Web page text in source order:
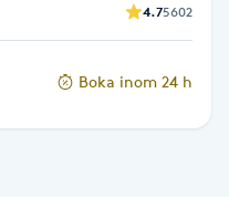
4.75602
Boka inom 24 h